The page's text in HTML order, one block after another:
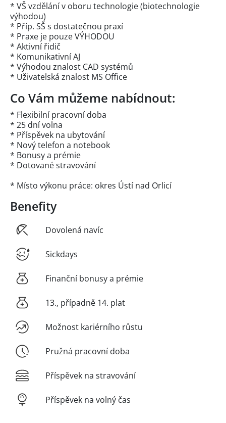
* VŠ vzdělání v oboru technologie (biotechnologie
výhodou)
* Příp. SŠ s dostatečnou praxí
* Praxe je pouze VÝHODOU
* Aktivní řidič
* Komunikativní AJ
* Výhodou znalost CAD systémů
* Uživatelská znalost MS Office
Co Vám můžeme nabídnout:
* Flexibilní pracovní doba
* 25 dní volna
* Příspěvek na ubytování
* Nový telefon a notebook
* Bonusy a prémie
* Dotované stravování
* Místo výkonu práce: okres Ústí nad Orlicí
Benefity
Dovolená navíc
Sickdays
Finanční bonusy a prémie
13., případně 14. plat
Možnost kariérního růstu
Pružná pracovní doba
Příspěvek na stravování
Příspěvek na volný čas